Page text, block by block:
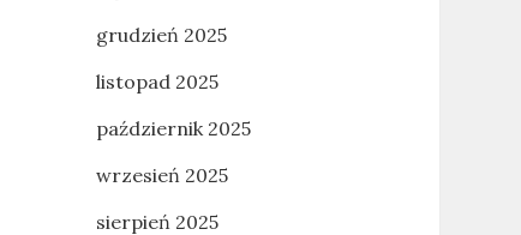
grudzień 2025
listopad 2025
październik 2025
wrzesień 2025
sierpień 2025